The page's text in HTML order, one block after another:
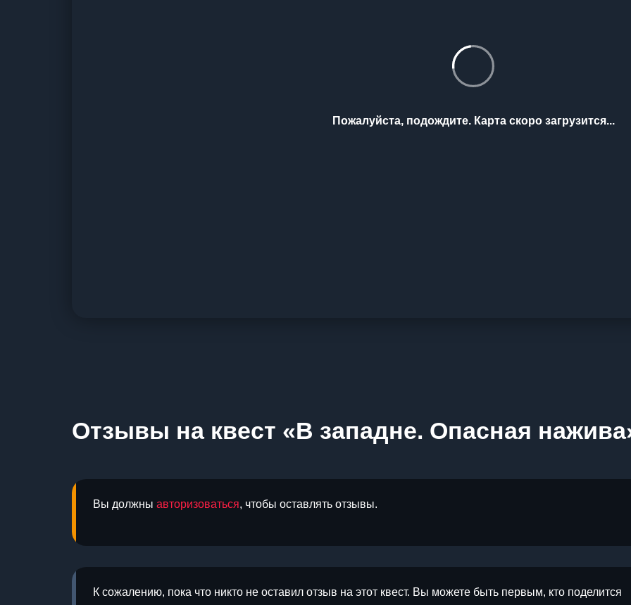
Пожалуйста, подождите. Карта скоро загрузится...
Отзывы на квест «В западне. Опасная
Вы должны авторизоваться, чтобы оставлять отзывы.
К сожалению, пока что никто не оставил отзыв на этот квест. Вы можете быть первым, кто поделится